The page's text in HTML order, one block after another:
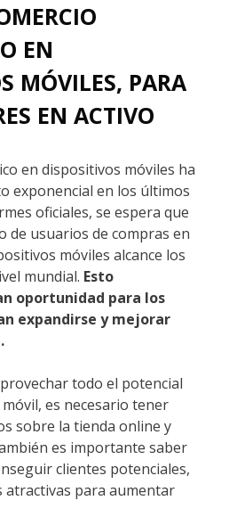
EN
MÓVILES, PARA
EN ACTIVO
en dispositivos móviles ha
exponencial en los últimos
oficiales, se espera que
de usuarios de compras en
móviles alcance los
mundial. Esto
oportunidad para los
expandirse y mejorar
todo el potencial
es necesario tener
sobre la tienda online y
es importante saber
clientes potenciales,
atractivas para aumentar